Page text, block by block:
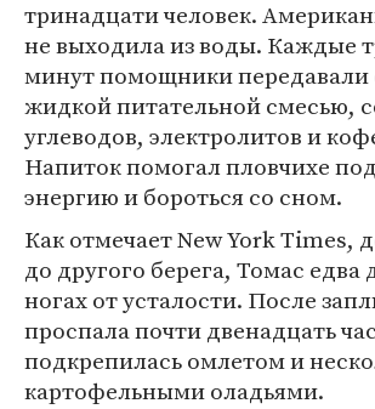
тринадцати человек.
не выходила из воды. Каждые
минут помощники передавали
жидкой питательной смесью,
углеводов, электролитов и
Напиток помогал пловчихе
энергию и бороться со сном.
Как отмечает New York Times,
до другого берега, Томас едва
ногах от усталости. После
проспала почти двенадцать
подкрепилась омлетом и
картофельными оладьями.